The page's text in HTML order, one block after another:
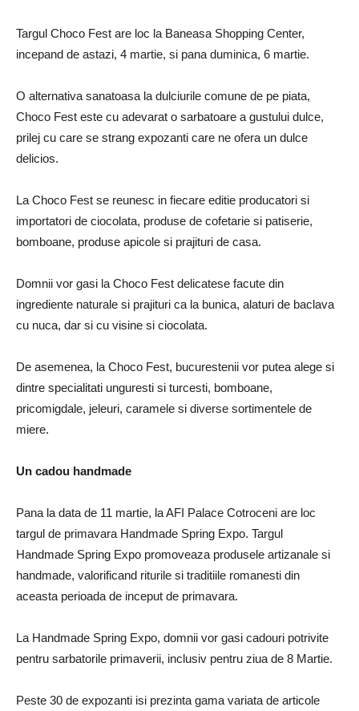
Targul Choco Fest are loc la Baneasa Shopping Center,
incepand de astazi, 4 martie, si pana duminica, 6 martie.
O alternativa sanatoasa la dulciurile comune de pe piata,
Choco Fest este cu adevarat o sarbatoare a gustului dulce,
prilej cu care se strang expozanti care ne ofera un dulce
delicios.
La Choco Fest se reunesc in fiecare editie producatori si
importatori de ciocolata, produse de cofetarie si patiserie,
bomboane, produse apicole si prajituri de casa.
Domnii vor gasi la Choco Fest delicatese facute din
ingrediente naturale si prajituri ca la bunica, alaturi de baclava
cu nuca, dar si cu visine si ciocolata.
De asemenea, la Choco Fest, bucurestenii vor putea alege si
dintre specialitati unguresti si turcesti, bomboane,
pricomigdale, jeleuri, caramele si diverse sortimentele de
miere.
Un cadou handmade
Pana la data de 11 martie, la AFI Palace Cotroceni are loc
targul de primavara Handmade Spring Expo. Targul
Handmade Spring Expo promoveaza produsele artizanale si
handmade, valorificand riturile si traditiile romanesti din
aceasta perioada de inceput de primavara.
La Handmade Spring Expo, domnii vor gasi cadouri potrivite
pentru sarbatorile primaverii, inclusiv pentru ziua de 8 Martie.
Peste 30 de expozanti isi prezinta gama variata de articole